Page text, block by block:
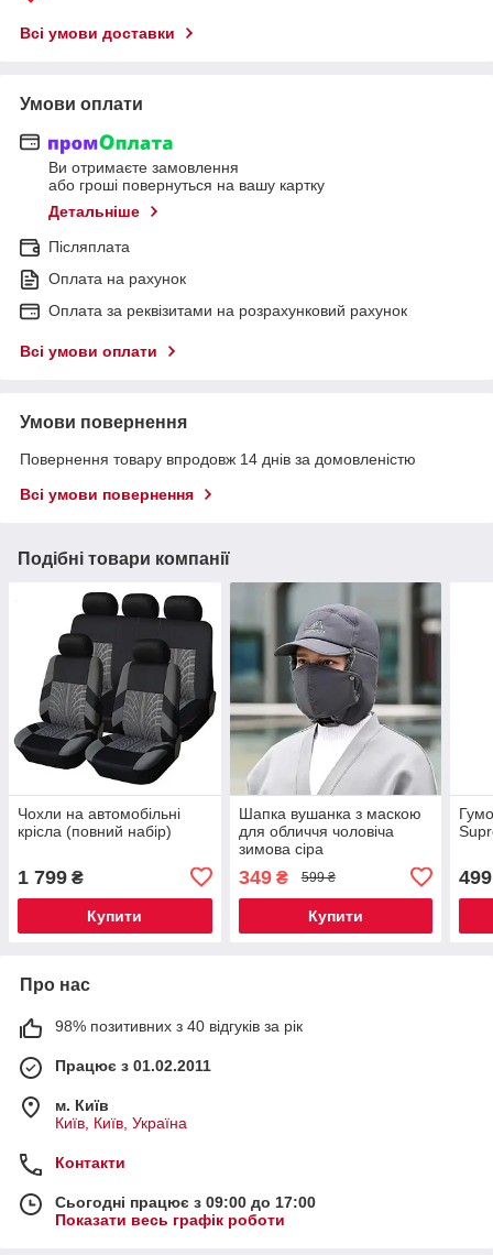
Всі умови доставки
Умови оплати
Ви отримаєте замовлення
або гроші повернуться на вашу картку
Детальніше
Післяплата
Оплата на рахунок
Оплата за реквізитами на розрахунковий рахунок
Всі умови оплати
Умови повернення
Повернення товару впродовж 14 днів за домовленістю
Всі умови повернення
Подібні товари компанії
Чохли на автомобільні
крісла (повний набір)
1 799 ₴
Купити
Шапка вушанка з маскою
для обличчя чоловіча
зимова сіра
349₴ 599 ₴
Купити
499
Про нас
98% позитивних з 40 відгуків за рік
Працює з 01.02.2011
м. Київ
Київ, Київ, Україна
Контакти
Сьогодні працює з 09:00 до 17:00
Показати весь графік роботи